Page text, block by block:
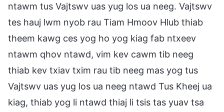
ntawm tus Vajtswv uas yug los ua neeg. Vajtswv
tes hauj lwm nyob rau Tiam Hmoov Hlub thiab
theem kawg ces yog ho yog kiag fab ntxeev
ntawm qhov ntawd, vim kev cawm tib neeg
thiab kev txiav txim rau tib neeg mas yog tus
Vajtswv uas yug los ua neeg ntawd Tus Kheej ua
kiag, thiab yog li ntawd thiaj li tsis tas yuav tsa